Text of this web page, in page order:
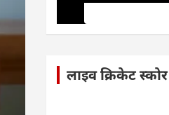
लाइव क्रिकेट स्कोर